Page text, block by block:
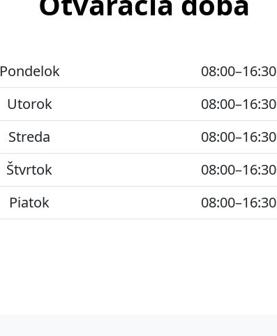
Pondelok
08:00–16:30
Utorok
08:00–16:30
Streda
08:00–16:30
Štvrtok
08:00–16:30
Piatok
08:00–16:30